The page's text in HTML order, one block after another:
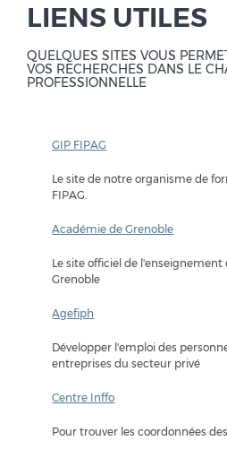
LIENS UTILES
QUELQUES SITES VOUS
VOS RECHERCHES DANS LE
PROFESSIONNELLE
GIP FIPAG
Le site de notre organisme de
FIPAG.
Académie de Grenoble
Le site officiel de
Grenoble
Agefiph
Développer l'emploi des
entreprises du secteur privé
Centre Inffo
Pour trouver les coordonnées